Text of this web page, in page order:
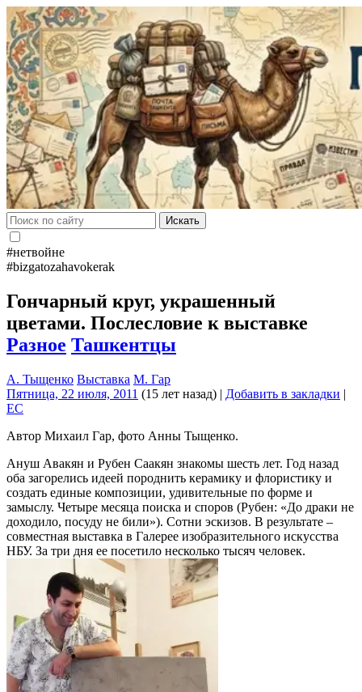
Искать
#нетвойне
#bizgatozahavokerak
Гончарный круг, украшенный
цветами. Послесловие к выставке
Разное Ташкентцы
А. Тыщенко Выставка М. Гар
Пятница, 22 июля, 2011 (15 лет назад) | Добавить в закладки |
EC
Автор Михаил Гар, фото Анны Тыщенко.
Ануш Авакян и Рубен Саакян знакомы шесть лет. Год назад
оба загорелись идеей породнить керамику и флористику и
создать единые композиции, удивительные по форме и
замыслу. Четыре месяца поиска и споров (Рубен: «До драки не
доходило, посуду не били»). Сотни эскизов. В результате –
совместная выставка в Галерее изобразительного искусства
НБУ. За три дня ее посетило несколько тысяч человек.